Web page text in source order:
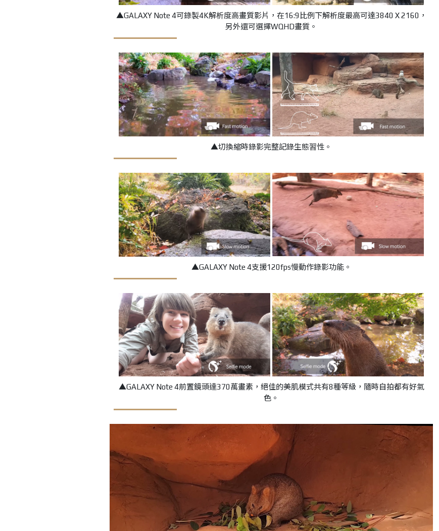
▲GALAXY Note 4可錄製4K解析度高畫質影片，在16:9比例下解析度最高可達3840 X 2160，
另外還可選擇WQHD畫質。
▲切換縮時錄影完整記錄生態習性。
▲GALAXY Note 4支援120fps慢動作錄影功能。
▲GALAXY Note 4前置鏡頭達370萬畫素，絕佳的美肌模式共有8種等級，隨時自拍都有好氣
色。